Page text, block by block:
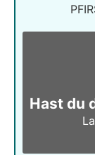
Hast du